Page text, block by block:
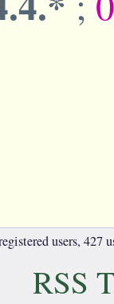
users, 427
RSS